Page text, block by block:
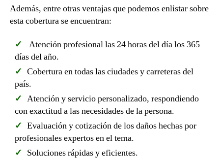
Además, entre otras ventajas que podemos enlistar sobre
esta cobertura se encuentran:
Atención profesional las 24 horas del día los 365
días del año.
Cobertura en todas las ciudades y carreteras del
país.
Atención y servicio personalizado, respondiendo
con exactitud a las necesidades de la persona.
Evaluación y cotización de los daños hechas por
profesionales expertos en el tema.
Soluciones rápidas y eficientes.